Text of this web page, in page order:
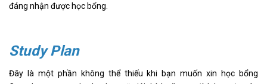
đáng nhận được học bổng.
Study Plan
Đây là một phần không thể thiếu khi bạn muốn xin học bổng